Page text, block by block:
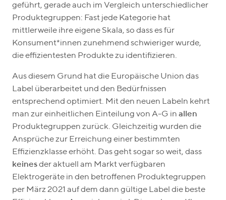
geführt, gerade auch im Vergleich unterschiedlicher
Produktegruppen: Fast jede Kategorie hat
mittlerweile ihre eigene Skala, so dass es für
Konsument*innen zunehmend schwieriger wurde,
die effizientesten Produkte zu identifizieren.
Aus diesem Grund hat die Europäische Union das
Label überarbeitet und den Bedürfnissen
entsprechend optimiert. Mit den neuen Labeln kehrt
man zur einheitlichen Einteilung von A-G in allen
Produktegruppen zurück. Gleichzeitig wurden die
Ansprüche zur Erreichung einer bestimmten
Effizienzklasse erhöht. Das geht sogar so weit, dass
keinesder aktuell am Markt verfügbaren
Elektrogeräte in den betroffenen Produktegruppen
per März 2021 auf dem dann gültige Label die beste